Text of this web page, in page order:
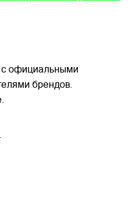
с официальными
брендов.